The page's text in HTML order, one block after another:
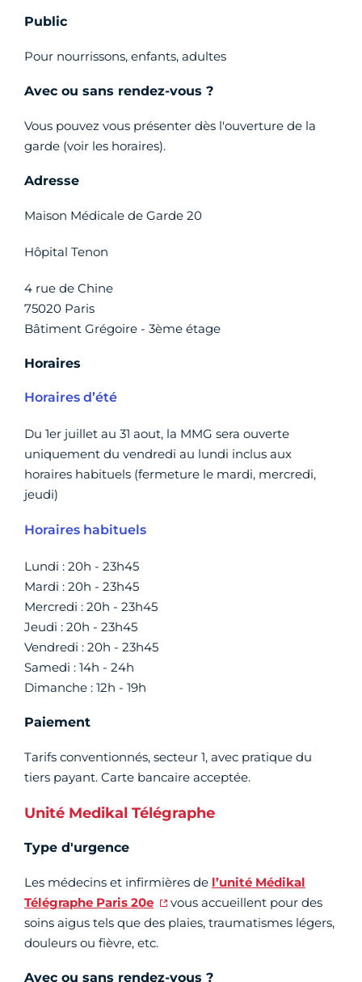
Public
Pour nourrissons, enfants, adultes
Avec ou sans rendez-vous ?
Vous pouvez vous présenter dès l'ouverture de la
garde (voir les horaires).
Adresse
Maison Médicale de Garde 20
Hôpital Tenon
4 rue de Chine
75020 Paris
Bâtiment Grégoire - 3ème étage
Horaires
Horaires d’été
Du 1er juillet au 31 aout, la MMG sera ouverte
uniquement du vendredi au lundi inclus aux
horaires habituels (fermeture le mardi, mercredi,
jeudi)
Horaires habituels
Lundi : 20h - 23h45
Mardi : 20h - 23h45
Mercredi : 20h - 23h45
Jeudi : 20h - 23h45
Vendredi : 20h - 23h45
Samedi : 14h - 24h
Dimanche : 12h - 19h
Paiement
Tarifs conventionnés, secteur 1, avec pratique du
tiers payant. Carte bancaire acceptée.
Unité Medikal Télégraphe
Type d'urgence
Les médecins et infirmières de l’unité Médikal
Télégraphe Paris 20e
vous accueillent pour des
soins aigus tels que des plaies, traumatismes légers,
douleurs ou fièvre, etc.
Avec ou sans rendez-vous ?